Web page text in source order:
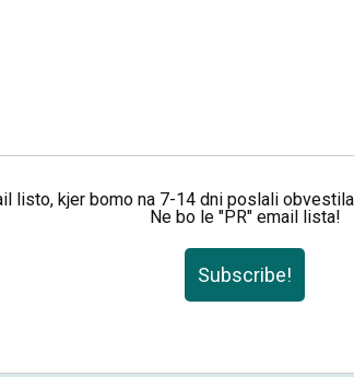
listo, kjer bomo na 7-14 dni poslali
Ne bo le "PR" email lista!
Subscribe!